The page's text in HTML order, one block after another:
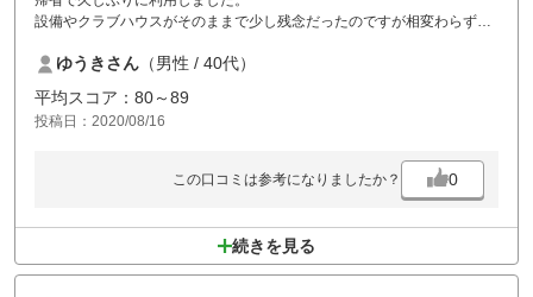
設備やクラブハウスがそのままで少し残念だったのですが相変わらず難
少しグリーンが重かったかな？
またお邪魔します。
ゆうきさん （男性 / 40代）
平均スコア：80～89
投稿日：2020/08/16
この口コミは参考になりましたか？ 0
続きを見る